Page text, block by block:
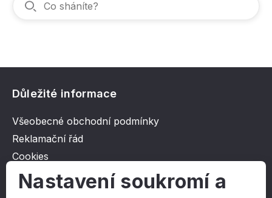
Důležité informace
Všeobecné obchodní podmínky
Reklamační řád
Cookies
Ochrana osobních údajů
Nastavení soukromí a